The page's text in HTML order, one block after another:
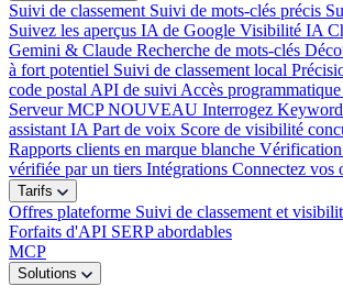
Suivi de classement Suivi de mots-clés précis
Suivez les aperçus IA de Google Visibilité IA
Gemini & Claude Recherche de mots-clés
à fort potentiel Suivi de classement local
code postal API de suivi Accès
Serveur MCPNOUVEAU Interrogez
assistant IA Part de voix Score de visibilité
Rapports clients en marque blanche
vérifiée par un tiers Intégrations Connectez vos
Tarifs
Offres plateforme Suivi de classement et
Forfaits d'API SERP abordables
MCP
Solutions